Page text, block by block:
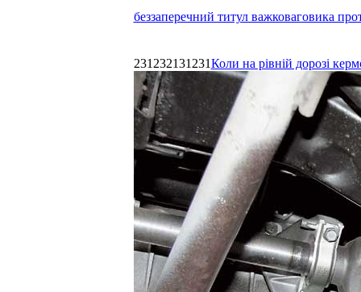
беззаперечний титул важковаговика
231232131231Коли на рівній дорозі